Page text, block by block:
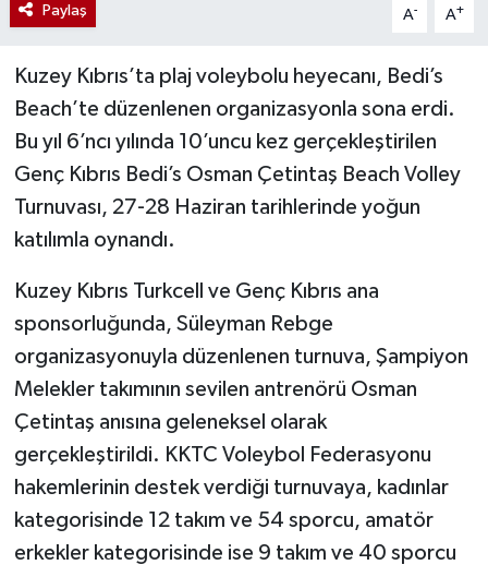
Paylaş A- A+
Kuzey Kıbrıs’ta plaj voleybolu heyecanı, Bedi’s
Beach’te düzenlenen organizasyonla sona erdi.
Bu yıl 6’ncı yılında 10’uncu kez gerçekleştirilen
Genç Kıbrıs Bedi’s Osman Çetintaş Beach Volley
Turnuvası, 27-28 Haziran tarihlerinde yoğun
katılımla oynandı.
Kuzey Kıbrıs Turkcell ve Genç Kıbrıs ana
sponsorluğunda, Süleyman Rebge
organizasyonuyla düzenlenen turnuva, Şampiyon
Melekler takımının sevilen antrenörü Osman
Çetintaş anısına geleneksel olarak
gerçekleştirildi. KKTC Voleybol Federasyonu
hakemlerinin destek verdiği turnuvaya, kadınlar
kategorisinde 12 takım ve 54 sporcu, amatör
erkekler kategorisinde ise 9 takım ve 40 sporcu